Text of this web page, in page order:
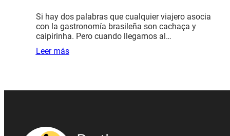
Si hay dos palabras que cualquier viajero asocia
con la gastronomía brasileña son cachaça y
caipirinha. Pero cuando llegamos al…
Leer más